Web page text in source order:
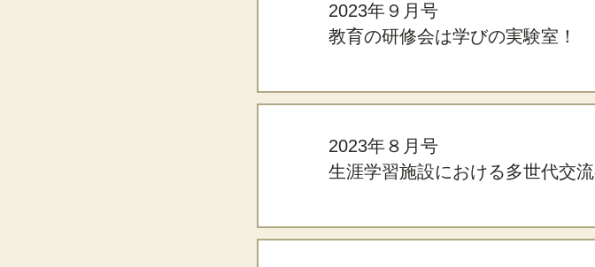
2023年９月号
教育の研修会は学びの実験室！
2023年８月号
生涯学習施設における多世代交